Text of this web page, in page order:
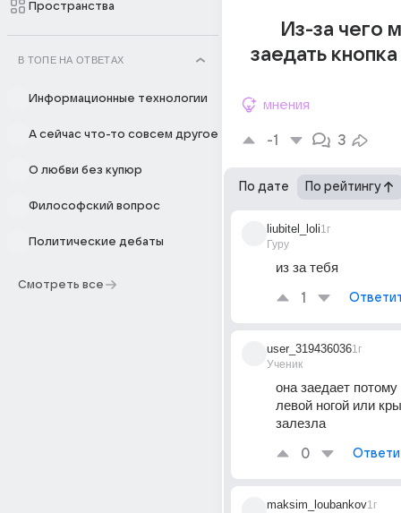
Пространства
В ТОПЕ НА ОТВЕТАХ
Информационные технологии
А сейчас что-то совсем другое
О любви без купюр
Философский вопрос
Политические дебаты
Смотреть все
Из-за чего
заедать
мнения
-1 3
По дате По рейтингу
liubitel_loli
Гуру
1г
из за тебя
1
user_319436036
Ученик
1г
она заедает
левой ногой или
залезла
0
maksim_loubankov1г